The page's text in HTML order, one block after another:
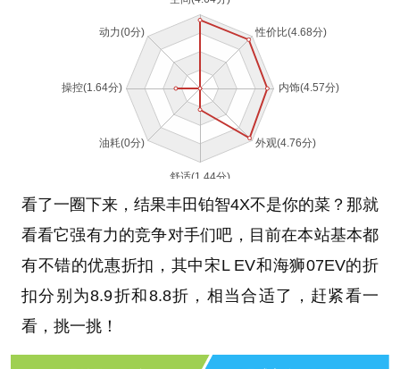
看了一圈下来，结果丰田铂智4X不是你的菜？那就
看看它强有力的竞争对手们吧，目前在本站基本都
有不错的优惠折扣，其中宋L EV和海狮07EV的折
扣分别为8.9折和8.8折，相当合适了，赶紧看一
看，挑一挑！